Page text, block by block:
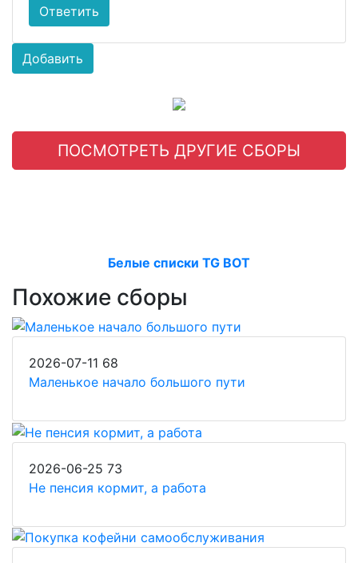
Ответить
Добавить
ПОСМОТРЕТЬ ДРУГИЕ СБОРЫ
Белые списки TG BOT
Похожие сборы
2026-07-11 68
Маленькое начало большого пути
2026-06-25 73
Не пенсия кормит, а работа